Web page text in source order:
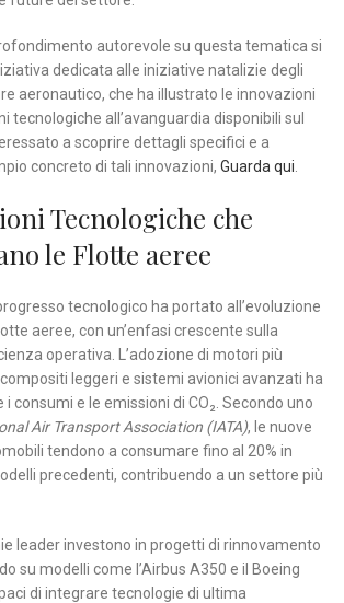
autorevole su questa tematica si
dedicata alle iniziative natalizie degli
aeronautico, che ha illustrato le innovazioni
tecnologiche all’avanguardia disponibili sul
a scoprire dettagli specifici e a
concreto di tali innovazioni, Guarda qui
Tecnologiche che
le Flotte aeree
tecnologico ha portato all’evoluzione
aeree, con un’enfasi crescente sulla
operativa. L’adozione di motori più
leggeri e sistemi avionici avanzati ha
consumi e le emissioni di CO₂. Secondo uno
Air Transport Association (IATA), le nuove
tendono a consumare fino al 20% in
precedenti, contribuendo a un settore più
leader investono in progetti di rinnovamento
su modelli come l’Airbus A350 e il Boeing
di integrare tecnologie di ultima